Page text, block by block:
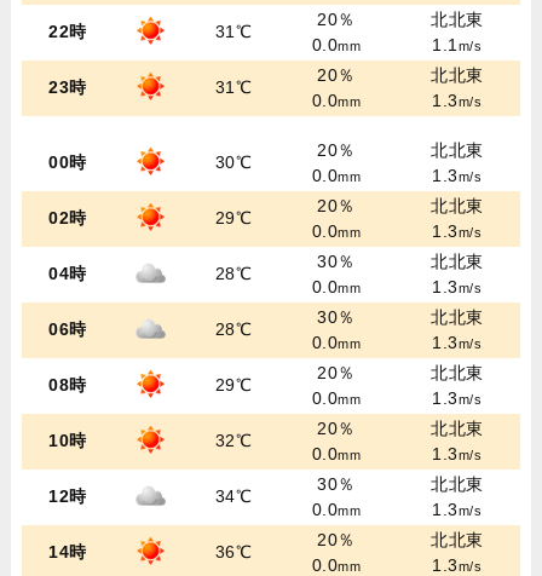
22時 31℃
20％
0.0mm
北北東
1.1m/s
23時 31℃
20％
0.0mm
北北東
1.3m/s
00時 30℃
20％
0.0mm
北北東
1.3m/s
02時 29℃
20％
0.0mm
北北東
1.3m/s
04時 28℃
30％
0.0mm
北北東
1.3m/s
06時 28℃
30％
0.0mm
北北東
1.3m/s
08時 29℃
20％
0.0mm
北北東
1.3m/s
10時 32℃
20％
0.0mm
北北東
1.3m/s
12時 34℃
30％
0.0mm
北北東
1.3m/s
14時 36℃
20％
0.0mm
北北東
1.3m/s